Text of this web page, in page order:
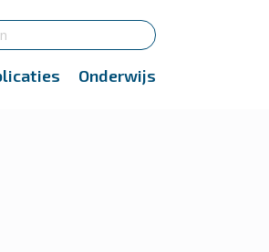
Onderwijs